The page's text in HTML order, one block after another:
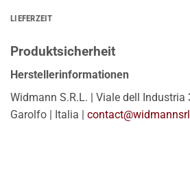
LIEFERZEIT
Produktsicherheit
Herstellerinformationen
Widmann S.R.L. | Viale dell
Garolfo | Italia |